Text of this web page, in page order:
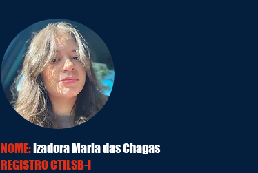
NOME:Izadora Maria das Chagas
REGISTRO CTILSB-I